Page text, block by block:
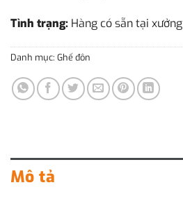
Tình trạng: Hàng có sẵn tại xưởng
Danh mục: Ghế đôn
Mô tả